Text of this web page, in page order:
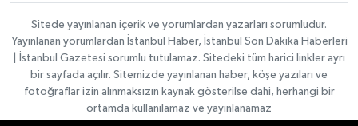
Sitede yayınlanan içerik ve yorumlardan yazarları sorumludur.
Yayınlanan yorumlardan İstanbul Haber, İstanbul Son Dakika Haberleri
| İstanbul Gazetesi sorumlu tutulamaz. Sitedeki tüm harici linkler ayrı
bir sayfada açılır. Sitemizde yayınlanan haber, köşe yazıları ve
fotoğraflar izin alınmaksızın kaynak gösterilse dahi, herhangi bir
ortamda kullanılamaz ve yayınlanamaz